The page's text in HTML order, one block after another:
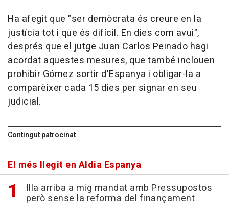
Ha afegit que "ser demòcrata és creure en la
justícia tot i que és difícil. En dies com avui",
després que el jutge Juan Carlos Peinado hagi
acordat aquestes mesures, que també inclouen
prohibir Gómez sortir d'Espanya i obligar-la a
comparèixer cada 15 dies per signar en seu
judicial.
Contingut patrocinat
El més llegit en Aldia Espanya
Illa arriba a mig mandat amb Pressupostos
però sense la reforma del finançament